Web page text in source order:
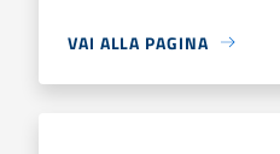
VAI ALLA PAGINA